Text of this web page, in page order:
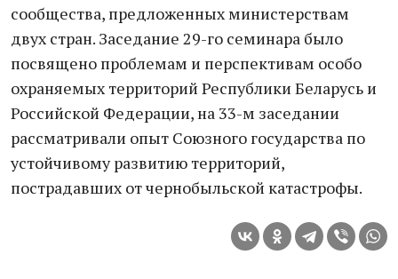
сообщества, предложенных министерствам
двух стран. Заседание 29-го семинара было
посвящено проблемам и перспективам особо
охраняемых территорий Республики Беларусь и
Российской Федерации, на 33-м заседании
рассматривали опыт Союзного государства по
устойчивому развитию территорий,
пострадавших от чернобыльской катастрофы.